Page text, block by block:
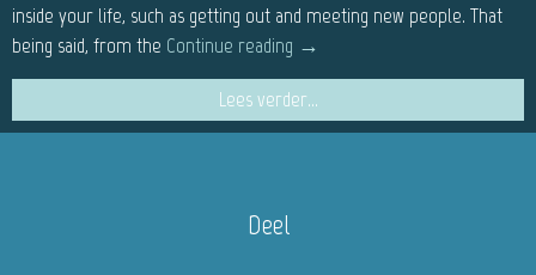
inside your life, such as getting out and meeting new people. That
being said, from the Continue reading →
Lees verder...
Deel